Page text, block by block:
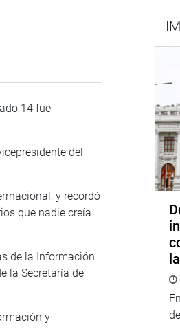
14 fue
del
y recordó
que nadie creía
de la Información
la Secretaría de
y